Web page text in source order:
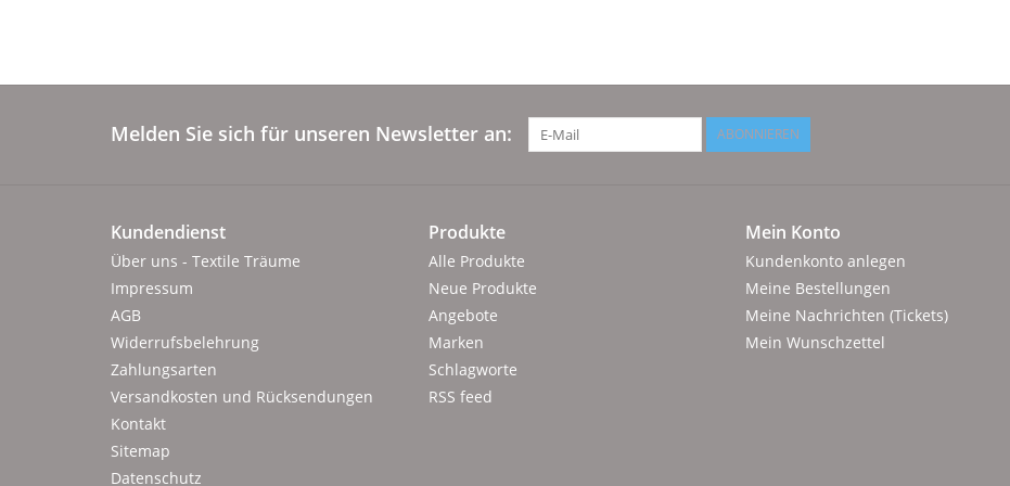
Melden Sie sich für unseren Newsletter an: ABONNIEREN
Kundendienst
Über uns - Textile Träume
Impressum
AGB
Widerrufsbelehrung
Zahlungsarten
Versandkosten und Rücksendungen
Kontakt
Sitemap
Datenschutz
Produkte
Alle Produkte
Neue Produkte
Angebote
Marken
Schlagworte
RSS feed
Mein Konto
Kundenkonto anlegen
Meine Bestellungen
Meine Nachrichten (Tickets)
Mein Wunschzettel